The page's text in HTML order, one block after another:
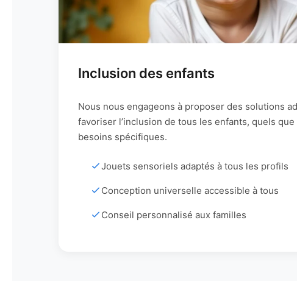
Inclusion des enfants
Nous nous engageons à proposer des solutions
favoriser l’inclusion de tous les enfants, quels
besoins spécifiques.
Jouets sensoriels adaptés à tous les profils
Conception universelle accessible à tous
Conseil personnalisé aux familles